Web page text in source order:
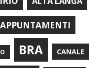
APPUNTAMENTI
BRA CANALE